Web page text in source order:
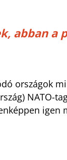
abban a
országok
NATO-
igen